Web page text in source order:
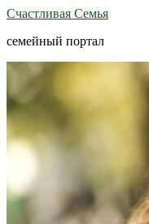
Счастливая Семья
семейный портал